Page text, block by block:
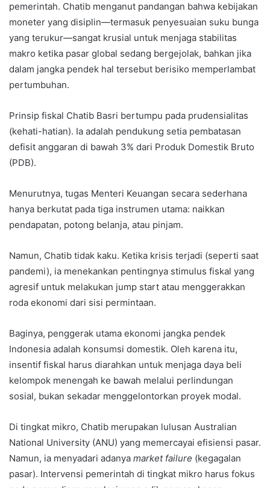
pemerintah. Chatib menganut pandangan bahwa kebijakan
moneter yang disiplin—termasuk penyesuaian suku bunga
yang terukur—sangat krusial untuk menjaga stabilitas
makro ketika pasar global sedang bergejolak, bahkan jika
dalam jangka pendek hal tersebut berisiko memperlambat
pertumbuhan.
Prinsip fiskal Chatib Basri bertumpu pada prudensialitas
(kehati-hatian). Ia adalah pendukung setia pembatasan
defisit anggaran di bawah 3% dari Produk Domestik Bruto
(PDB).
Menurutnya, tugas Menteri Keuangan secara sederhana
hanya berkutat pada tiga instrumen utama: naikkan
pendapatan, potong belanja, atau pinjam.
Namun, Chatib tidak kaku. Ketika krisis terjadi (seperti saat
pandemi), ia menekankan pentingnya stimulus fiskal yang
agresif untuk melakukan jump start atau menggerakkan
roda ekonomi dari sisi permintaan.
Baginya, penggerak utama ekonomi jangka pendek
Indonesia adalah konsumsi domestik. Oleh karena itu,
insentif fiskal harus diarahkan untuk menjaga daya beli
kelompok menengah ke bawah melalui perlindungan
sosial, bukan sekadar menggelontorkan proyek modal.
Di tingkat mikro, Chatib merupakan lulusan Australian
National University (ANU) yang memercayai efisiensi pasar.
Namun, ia menyadari adanya market failure (kegagalan
pasar). Intervensi pemerintah di tingkat mikro harus fokus